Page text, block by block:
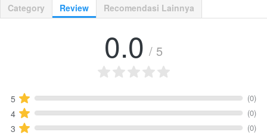
Category Review Recomendasi Lainnya
0.0 / 5
5 (0)
4 (0)
3 (0)